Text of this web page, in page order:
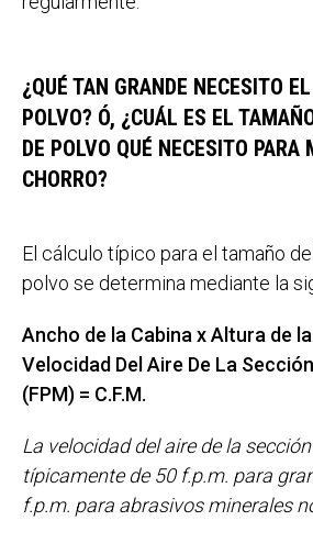
¿QUÉ TAN GRANDE NECESITO
POLVO? Ó, ¿CUÁL ES EL
DE POLVO QUÉ NECESITO PARA
CHORRO?
El cálculo típico para el tamaño
polvo se determina mediante la
Ancho de la Cabina x Altura de
Velocidad Del Aire De La
(FPM) = C.F.M.
La velocidad del aire de la
típicamente de 50 f.p.m. para
f.p.m. para abrasivos minerales